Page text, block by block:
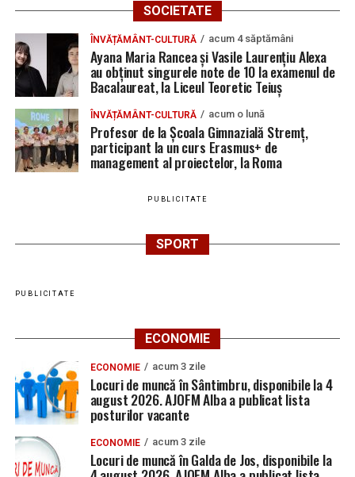
SOCIETATE
ÎNVĂȚĂMÂNT-CULTURĂ acum 4 săptămâni
Ayana Maria Rancea și Vasile Laurențiu Alexa
au obținut singurele note de 10 la examenul de
Bacalaureat, la Liceul Teoretic Teiuș
ÎNVĂȚĂMÂNT-CULTURĂ acum o lună
Profesor de la Școala Gimnazială Stremț,
participant la un curs Erasmus+ de
management al proiectelor, la Roma
PUBLICITATE
SPORT
PUBLICITATE
ECONOMIE
ECONOMIE acum 3 zile
Locuri de muncă în Sântimbru, disponibile la 4
august 2026. AJOFM Alba a publicat lista
posturilor vacante
ECONOMIE acum 3 zile
Locuri de muncă în Galda de Jos, disponibile la